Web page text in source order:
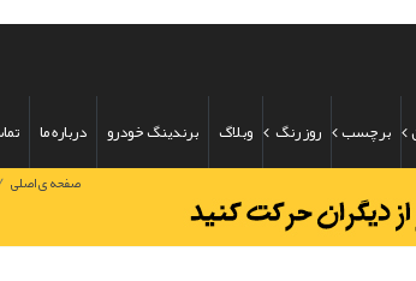
برچسب روز رنگ وبلاگ برندینگ خودرو درباره ما
صفحه ی اصلی